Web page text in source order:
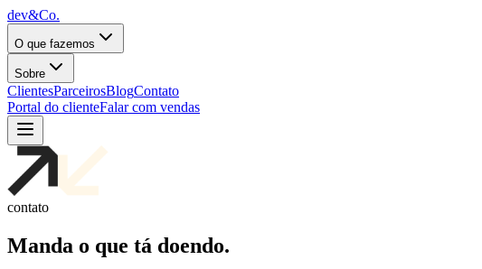
dev&Co.
O que fazemos
Sobre
ClientesParceirosBlogContato
Portal do clienteFalar com vendas
contato
Manda o que tá doendo.